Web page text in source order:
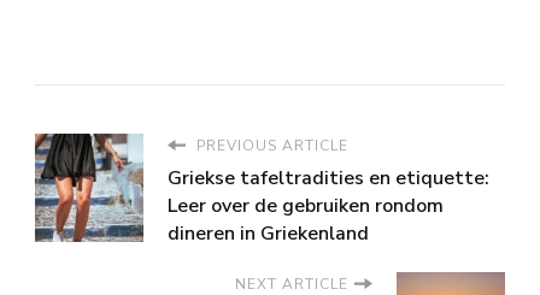
PREVIOUS ARTICLE
Griekse tafeltradities en etiquette:
Leer over de gebruiken rondom
dineren in Griekenland
NEXT ARTICLE